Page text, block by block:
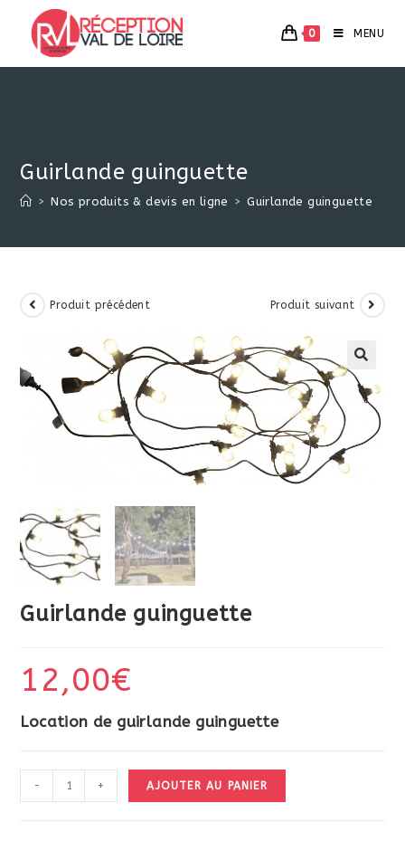
content
0 MENU
Guirlande guinguette
> Nos produits & devis en ligne > Guirlande guinguette
Produit précédent Produit suivant
Guirlande guinguette
12,00€
Location de guirlande guinguette
quantité
de
- + AJOUTER AU PANIER